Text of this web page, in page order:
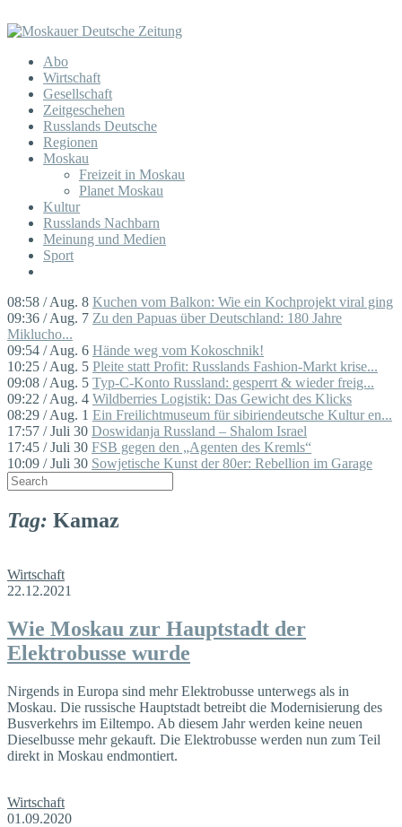
Abo
Wirtschaft
Gesellschaft
Zeitgeschehen
Russlands Deutsche
Regionen
Moskau
Freizeit in Moskau
Planet Moskau
Kultur
Russlands Nachbarn
Meinung und Medien
Sport
08:58 / Aug. 8 Kuchen vom Balkon: Wie ein Kochprojekt viral ging
09:36 / Aug. 7 Zu den Papuas über Deutschland: 180 Jahre
Miklucho...
09:54 / Aug. 6 Hände weg vom Kokoschnik!
10:25 / Aug. 5 Pleite statt Profit: Russlands Fashion-Markt krise...
09:08 / Aug. 5 Typ-C-Konto Russland: gesperrt & wieder freig...
09:22 / Aug. 4 Wildberries Logistik: Das Gewicht des Klicks
08:29 / Aug. 1 Ein Freilichtmuseum für sibiriendeutsche Kultur en...
17:57 / Juli 30 Doswidanja Russland – Shalom Israel
17:45 / Juli 30 FSB gegen den „Agenten des Kremls“
10:09 / Juli 30 Sowjetische Kunst der 80er: Rebellion im Garage
Tag: Kamaz
Wirtschaft
22.12.2021
Wie Moskau zur Hauptstadt der
Elektrobusse wurde
Nirgends in Europa sind mehr Elektrobusse unterwegs als in
Moskau. Die russische Hauptstadt betreibt die Modernisierung des
Busverkehrs im Eiltempo. Ab diesem Jahr werden keine neuen
Dieselbusse mehr gekauft. Die Elektrobusse werden nun zum Teil
direkt in Moskau endmontiert.
Wirtschaft
01.09.2020